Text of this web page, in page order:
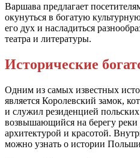
Варшава предлагает
окунуться в богатую
его дух и насладиться
театра и литературы.
Исторические
Одним из самых известных
является Королевский замок,
и служил резиденцией
возвышающийся на берегу реки
архитектурой и красотой.
можно узнать о истории